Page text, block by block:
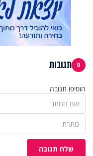
0 תגובות
הוסיפו תגובה
שלח תגובה